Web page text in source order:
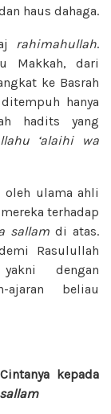
haus dahaga.
rahimahullah.
Makkah, dari
ke Basrah
hanya
hadits yang
‘alaihi wa
oleh ulama ahli
terhadap
sallamdi atas.
Rasulullah
dengan
ajaran beliau
kepada